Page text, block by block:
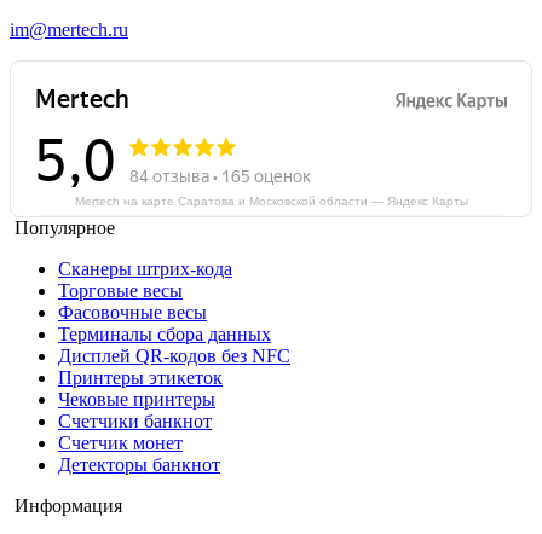
im@mertech.ru
Mertech на карте Саратова и Московской области — Яндекс Карты
Популярное
Сканеры штрих-кода
Торговые весы
Фасовочные весы
Терминалы сбора данных
Дисплей QR-кодов без NFC
Принтеры этикеток
Чековые принтеры
Счетчики банкнот
Счетчик монет
Детекторы банкнот
Информация